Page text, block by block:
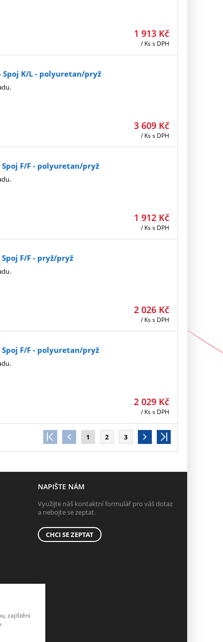
1 913Kč
/ Kss DPH
Spoj K/L - polyuretan/pryž
3 609Kč
/ Kss DPH
Spoj F/F - polyuretan/pryž
1 912Kč
/ Kss DPH
F/F - pryž/pryž
2 026Kč
/ Kss DPH
Spoj F/F - polyuretan/pryž
2 029Kč
/ Kss DPH
1 2 3
NAPIŠTE NÁM
Využijte náš kontaktní formulář pro váš dotaz
a nebojte se zeptat.
CHCI SE ZEPTAT
zajištění